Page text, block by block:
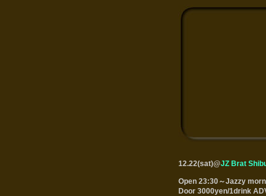
12.22(sat)@JZ Brat
Open 23:30～Jazzy
Door 3000yen/1drink